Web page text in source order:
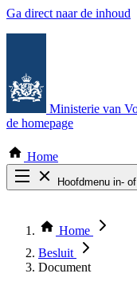
Ga direct naar de inhoud
Ministerie van
de homepage
Home
Hoofdmenu in-
Thema COVID-19
Bekijk per
Home
Besluit
Document